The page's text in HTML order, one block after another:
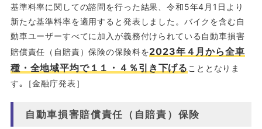
基準料率に関しての諮問を行った結果、令和5年4月1日より
新たな基準料率を適用すると発表しました。バイクを含む自
動車ユーザーすべてに加入が義務付けられている自動車損害
賠償責任（自賠責）保険の保険料を2023年４月から全車
種・全地域平均で１１・４％引き下げる こととなりま
す｡［金融庁発表］
自動車損害賠償責任（自賠責）保険